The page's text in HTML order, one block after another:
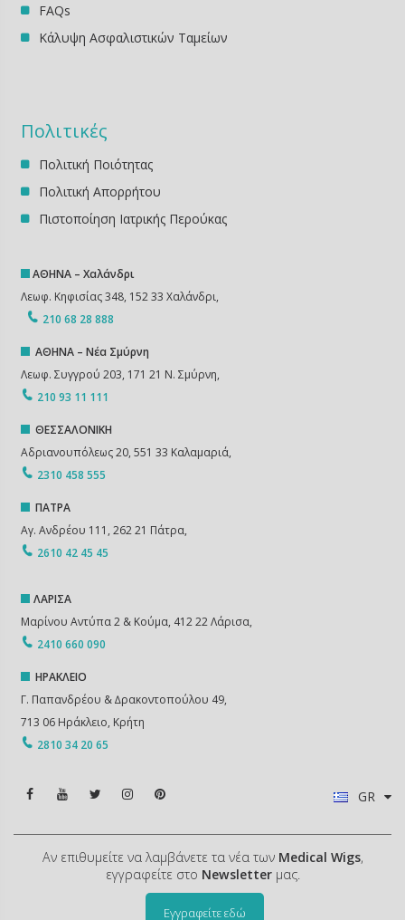
FAQs
Κάλυψη Ασφαλιστικών Ταμείων
Πολιτικές
Πολιτική Ποιότητας
Πολιτική Απορρήτου
Πιστοποίηση Ιατρικής Περούκας
ΑΘΗΝΑ – Χαλάνδρι
Λεωφ. Κηφισίας 348, 152 33 Χαλάνδρι,
210 68 28 888
ΑΘΗΝΑ – Νέα Σμύρνη
Λεωφ. Συγγρού 203, 171 21 Ν. Σμύρνη,
210 93 11 111
ΘΕΣΣΑΛΟΝΙΚΗ
Αδριανουπόλεως 20, 551 33 Καλαμαριά,
2310 458 555
ΠΑΤΡΑ
Αγ. Ανδρέου 111, 262 21 Πάτρα,
2610 42 45 45
ΛΑΡΙΣΑ
Μαρίνου Αντύπα 2 & Κούμα, 412 22 Λάρισα,
2410 660 090
ΗΡΑΚΛΕΙΟ
Γ. Παπανδρέου & ∆ρακοντοπούλου 49,
713 06 Ηράκλειο, Κρήτη
2810 34 20 65
GR
Αν επιθυμείτε να λαμβάνετε τα νέα των Medical Wigs,
εγγραφείτε στο Newsletterμας.
Εγγραφείτε εδώ